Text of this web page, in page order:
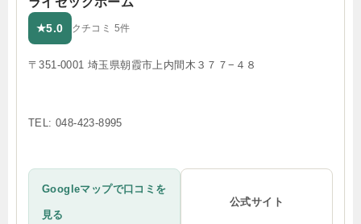
★5.0 クチコミ 5件
〒351-0001 埼玉県朝霞市上内間木３７７−４８
TEL: 048-423-8995
Googleマップで口コミを
見る
公式サイト